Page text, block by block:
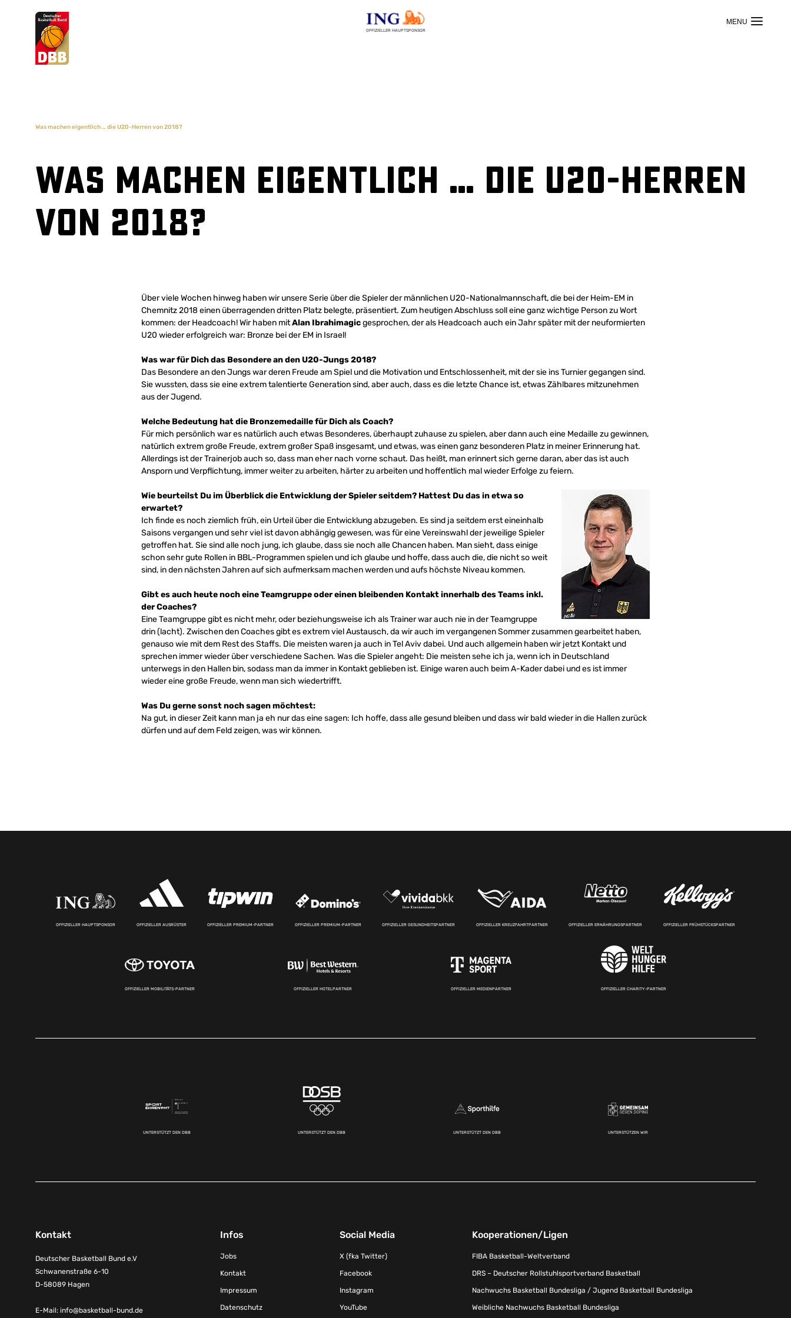
OFFIZIELLER HAUPTSPONSOR
Suchvorschläge
Was machen eigentlich … die U20-Herren von 2018?
Was machen eigentlich … die U20-Herren
von 2018?
Über viele Wochen hinweg haben wir unsere Serie über die Spieler der männlichen U20-Nationalmannschaft, die bei der Heim-EM in
Chemnitz 2018 einen überragenden dritten Platz belegte, präsentiert. Zum heutigen Abschluss soll eine ganz wichtige Person zu Wort
kommen: der Headcoach! Wir haben mitAlan Ibrahimagicgesprochen, der als Headcoach auch ein Jahr später mit der neuformierten
U20 wieder erfolgreich war: Bronze bei der EM in Israel!
Was war für Dich das Besondere an den U20-Jungs 2018?
Das Besondere an den Jungs war deren Freude am Spiel und die Motivation und Entschlossenheit, mit der sie ins Turnier gegangen sind.
Sie wussten, dass sie eine extrem talentierte Generation sind, aber auch, dass es die letzte Chance ist, etwas Zählbares mitzunehmen
aus der Jugend.
Welche Bedeutung hat die Bronzemedaille für Dich als Coach?
Für mich persönlich war es natürlich auch etwas Besonderes, überhaupt zuhause zu spielen, aber dann auch eine Medaille zu gewinnen,
natürlich extrem große Freude, extrem großer Spaß insgesamt, und etwas, was einen ganz besonderen Platz in meiner Erinnerung hat.
Allerdings ist der Trainerjob auch so, dass man eher nach vorne schaut. Das heißt, man erinnert sich gerne daran, aber das ist auch
Ansporn und Verpflichtung, immer weiter zu arbeiten, härter zu arbeiten und hoffentlich mal wieder Erfolge zu feiern.
Wie beurteilst Du im Überblick die Entwicklung der Spieler seitdem? Hattest Du das in etwa so
erwartet?
Ich finde es noch ziemlich früh, ein Urteil über die Entwicklung abzugeben. Es sind ja seitdem erst eineinhalb
Saisons vergangen und sehr viel ist davon abhängig gewesen, was für eine Vereinswahl der jeweilige Spieler
getroffen hat. Sie sind alle noch jung, ich glaube, dass sie noch alle Chancen haben. Man sieht, dass einige
schon sehr gute Rollen in BBL-Programmen spielen und ich glaube und hoffe, dass auch die, die nicht so weit
sind, in den nächsten Jahren auf sich aufmerksam machen werden und aufs höchste Niveau kommen.
Gibt es auch heute noch eine Teamgruppe oder einen bleibenden Kontakt innerhalb des Teams inkl.
der Coaches?
Eine Teamgruppe gibt es nicht mehr, oder beziehungsweise ich als Trainer war auch nie in der Teamgruppe
drin (lacht). Zwischen den Coaches gibt es extrem viel Austausch, da wir auch im vergangenen Sommer zusammen gearbeitet haben,
genauso wie mit dem Rest des Staffs. Die meisten waren ja auch in Tel Aviv dabei. Und auch allgemein haben wir jetzt Kontakt und
sprechen immer wieder über verschiedene Sachen. Was die Spieler angeht: Die meisten sehe ich ja, wenn ich in Deutschland
unterwegs in den Hallen bin, sodass man da immer in Kontakt geblieben ist. Einige waren auch beim A-Kader dabei und es ist immer
wieder eine große Freude, wenn man sich wiedertrifft.
Was Du gerne sonst noch sagen möchtest:
Na gut, in dieser Zeit kann man ja eh nur das eine sagen: Ich hoffe, dass alle gesund bleiben und dass wir bald wieder in die Hallen zurück
dürfen und auf dem Feld zeigen, was wir können.
OFFIZIELLER HAUPTSPONSOR OFFIZIELLER AUSRÜSTER OFFIZIELLER PREMIUM-PARTNER OFFIZIELLER PREMIUM-PARTNER OFFIZIELLER GESUNDHEITSPARTNER OFFIZIELLER KREUZFAHRTPARTNER OFFIZIELLER ERNÄHRUNGSPARTNER OFFIZIELLER FRÜHSTÜCKSPARTNER
OFFIZIELLER MOBILITÄTS-PARTNER OFFIZIELLER HOTELPARTNER OFFIZIELLER MEDIENPARTNER OFFIZIELLER CHARITY-PARTNER
UNTERSTÜTZT DEN DBB UNTERSTÜTZT DEN DBB UNTERSTÜTZT DEN DBB UNTERSTÜTZEN WIR
Kontakt
Deutscher Basketball Bund e.V
Schwanenstraße 6-10
D-58089 Hagen
E-Mail: info@basketball-bund.de
Infos
Jobs
Kontakt
Impressum
Datenschutz
Social Media
X (fka Twitter)
Facebook
Instagram
YouTube
Kooperationen/Ligen
FIBA Basketball-Weltverband
DRS – Deutscher Rollstuhlsportverband Basketball
Nachwuchs Basketball Bundesliga / Jugend Basketball Bundesliga
Weibliche Nachwuchs Basketball Bundesliga